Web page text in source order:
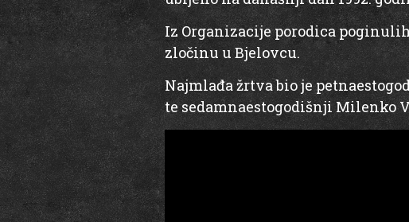
Iz Organizacije porodica
zločinu u Bjelovcu.
Najmlađa žrtva bio je
te sedamnaestogodišnji Milenko